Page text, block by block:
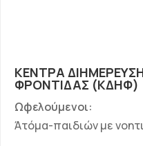
ΚΕΝΤΡA
ΦΡΟΝΤΙΔΑΣ (ΚΔΗΦ)
Ωφελούμενοι:
Άτόμα-παιδιών με